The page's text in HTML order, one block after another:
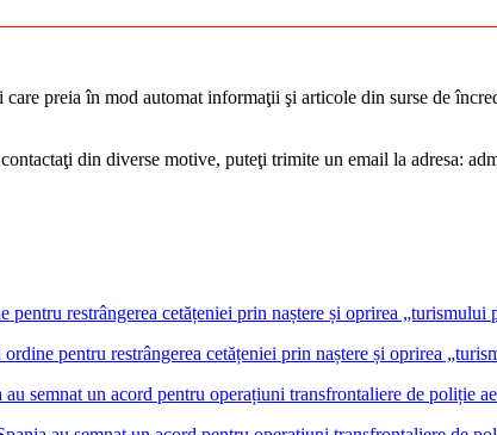
care preia în mod automat informaţii şi articole din surse de
din diverse motive, puteţi trimite un email la adresa:
ordine pentru restrângerea cetățeniei prin naștere și oprirea